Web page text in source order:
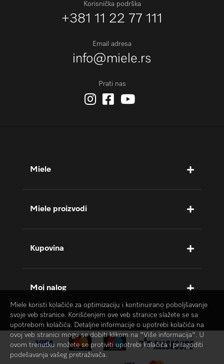
Korisnička podrška
+381 11 22 77 111
Email adresa
info@miele.rs
Prati nas
Miele
Miele proizvodi
Kupovina
Moj nalog
Miele koristi kolačiće za optimizaciju i kontinuirano poboljšavanje
svoje veb stranice. Korišćenjem ove veb stranice slažete se sa
upotrebom kolačića. Detaljne informacije o upotrebi kolačića na
ovoj veb stranici mogu se dobiti klikom na "Više informacija". U
ovom trenutku možete se protiviti upotrebi kolačića i prilagoditi
podešavanja vašeg pretraživača.